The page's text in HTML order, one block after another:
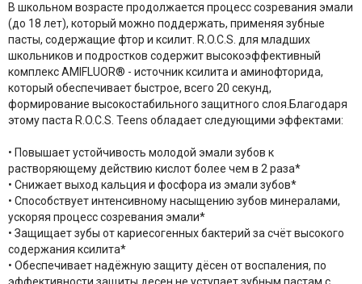
В школьном возрасте продолжается процесс созревания эмали
(до 18 лет), который можно поддержать, применяя зубные
пасты, содержащие фтор и ксилит. R.O.C.S. для младших
школьников и подростков содержит высокоэффективный
комплекс AMIFLUOR® - источник ксилита и аминофторида,
который обеспечивает быстрое, всего 20 секунд,
формирование высокостабильного защитного слоя.Благодаря
этому паста R.O.C.S. Teens обладает следующими эффектами:
• Повышает устойчивость молодой эмали зубов к
растворяющему действию кислот более чем в 2 раза*
• Снижает выход кальция и фосфора из эмали зубов*
• Способствует интенсивному насыщению зубов минералами,
ускоряя процесс созревания эмали*
• Защищает зубы от кариесогенных бактерий за счёт высокого
содержания ксилита*
• Обеспечивает надёжную защиту дёсен от воспаления, по